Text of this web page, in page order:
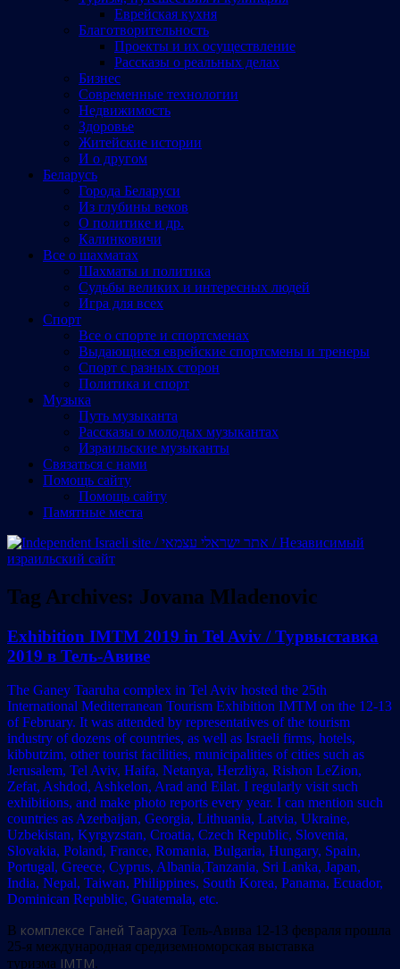
Еврейская кухня
Благотворительность
Проекты и их осуществление
Рассказы о реальных делах
Бизнес
Современные технологии
Недвижимость
Здоровье
Житейские истории
И о другом
Беларусь
Города Беларуси
Из глубины веков
О политике и др.
Калинковичи
Все о шахматах
Шахматы и политика
Судьбы великих и интересных людей
Игра для всех
Спорт
Все о спорте и спортсменах
Выдающиеся еврейские спортсмены и тренеры
Спорт с разных сторон
Политика и спорт
Музыка
Путь музыканта
Рассказы о молодых музыкантах
Израильские музыканты
Cвязаться с нами
Помощь сайту
Помощь сайту
Памятные места
Tag Archives: Jovana Mladenovic
Exhibition IMTM 2019 in Tel Aviv / Турвыставка
2019 в Тель-Авиве
The Ganey Taaruha complex in Tel Aviv hosted the 25th
International Mediterranean Tourism Exhibition IMTM on the 12-13
of February. It was attended by representatives of the tourism
industry of dozens of countries, as well as Israeli firms, hotels,
kibbutzim, other tourist facilities, municipalities of cities such as
Jerusalem, Tel Aviv, Haifa, Netanya, Herzliya, Rishon LeZion,
Zefat, Ashdod, Ashkelon, Arad and Eilat. I regularly visit such
exhibitions, and make photo reports every year. I can mention such
countries as Azerbaijan, Georgia, Lithuania, Latvia, Ukraine,
Uzbekistan, Kyrgyzstan, Croatia, Czech Republic, Slovenia,
Slovakia, Poland, France, Romania, Bulgaria, Hungary, Spain,
Portugal, Greece, Cyprus, Albania,Tanzania, Sri Lanka, Japan,
India, Nepal, Taiwan, Philippines, South Korea, Panama, Ecuador,
Dominican Republic, Guatemala, etc.
В комплексе Ганей Тааруха Тель-Авива 12-13 февраля прошла
25-я международная средиземноморская выставка
туризма IMTM.